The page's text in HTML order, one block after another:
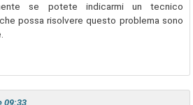
se potete indicarmi un tecnico
possa risolvere questo problema sono
09:33